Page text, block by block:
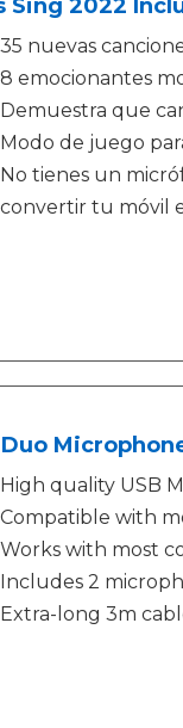
Sing 2022
35 nuevas
8 emocionantes
Demuestra que
Modo de juego
No tienes un
convertir tu móvil
High quality USB
Compatible with
Works with most
Includes 2
Extra-long 3m